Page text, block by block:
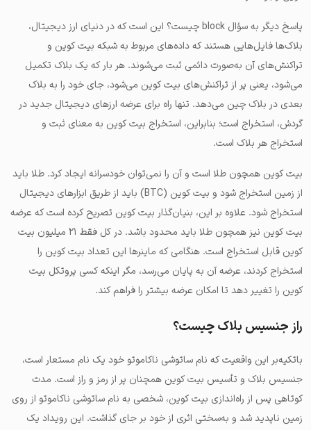
پاسخ دیگر به سؤال block چیست؟ این است که در دنیای ارز دیجیتال،
بلاک‌ها فایل‌هایی هستند که داده‌های مربوط به شبکه بیت کوین و
تراکنش‌های آن به‌صورت دائمی ثبت می‌شوند. هر بار که یک بلاک تکمیل
می‌شود، یعنی پر از تراکنش‌های بیت کوین می‌شود، جای خود را به بلاک
بعدی در بلاک چین می‌دهد. تنها راه برای عرضه ارزهای دیجیتال جدید در
گردش، استخراج است؛ بنابراین، استخراج بیت کوین به معنای ثبت و
استخراج هر بلاک است.
بیت کوین همچون طلا است و آن را نمی‌توان خودسرانه ایجاد کرد. طلا باید
از زمین استخراج شود و بیت کوین (BTC) باید از طریق ابزارهای دیجیتال
استخراج شود. علاوه بر این، بنیان‌گذار بیت کوین تصریح کرده است که عرضه
بیت کوین نیز همچون طلا باید محدود باشد. در کل فقط ۲۱ میلیون بیت
کوین قابل استخراج است. هنگامی که ماینرها این تعداد بیت کوین را
استخراج کردند، عرضه آن به پایان می‌رسد، مگر اینکه کسی پروتکل بیت
کوین را تغییر دهد تا امکان عرضه بیشتر را فراهم کند.
راز جنسیس بلاک چیست؟
باتکیه‌بر این واقعیت که نام ساتوشی ناکاموتو خود یک نام مستعار است،
جنسیس بلاک و تأسیس بیت کوین همچنان پر از رمز و راز است. مدت
کوتاهی پس از راه‌اندازی بیت کوین، شخصی به نام ساتوشی ناکاموتو از روی
زمین ناپدید شد و به‌سختی اثری از خود بر جای گذاشت. این رویداد یک